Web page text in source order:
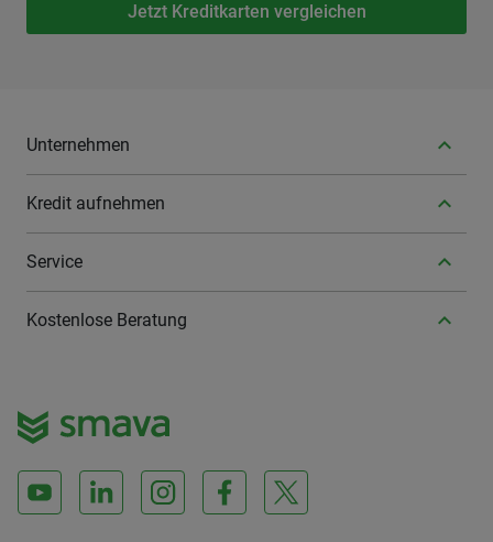
Jetzt Kreditkarten vergleichen
Unternehmen
Kredit aufnehmen
Service
Kostenlose Beratung